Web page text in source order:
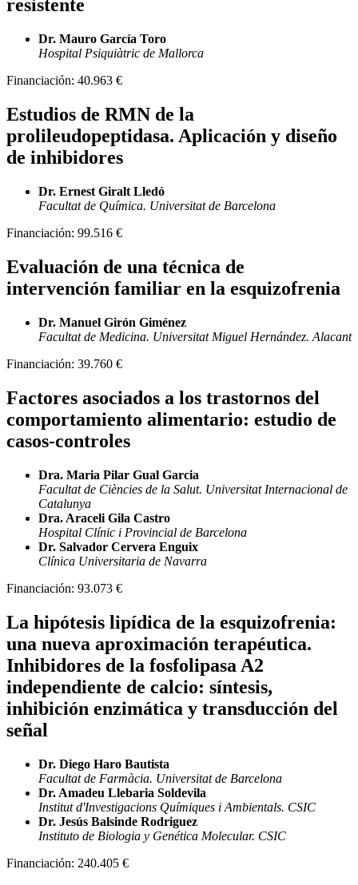
resistente
Dr. Mauro García Toro
Hospital Psiquiàtric de Mallorca
Financiación: 40.963 €
Estudios de RMN de la
prolileudopeptidasa. Aplicación y diseño
de inhibidores
Dr. Ernest Giralt Lledó
Facultat de Química. Universitat de Barcelona
Financiación: 99.516 €
Evaluación de una técnica de
intervención familiar en la esquizofrenia
Dr. Manuel Girón Giménez
Facultat de Medicina. Universitat Miguel Hernández. Alacant
Financiación: 39.760 €
Factores asociados a los trastornos del
comportamiento alimentario: estudio de
casos-controles
Dra. Maria Pilar Gual Garcia
Facultat de Ciències de la Salut. Universitat Internacional de
Catalunya
Dra. Araceli Gila Castro
Hospital Clínic i Provincial de Barcelona
Dr. Salvador Cervera Enguix
Clínica Universitaria de Navarra
Financiación: 93.073 €
La hipótesis lipídica de la esquizofrenia:
una nueva aproximación terapéutica.
Inhibidores de la fosfolipasa A2
independiente de calcio: síntesis,
inhibición enzimática y transducción del
señal
Dr. Diego Haro Bautista
Facultat de Farmàcia. Universitat de Barcelona
Dr. Amadeu Llebaria Soldevila
Institut d'Investigacions Químiques i Ambientals. CSIC
Dr. Jesús Balsinde Rodriguez
Instituto de Biologia y Genética Molecular. CSIC
Financiación: 240.405 €